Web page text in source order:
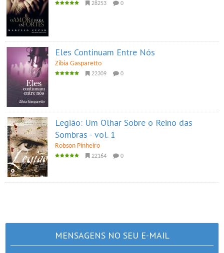
28253 0
Eles Continuam Entre Nós
Zibia Gasparetto
22309 0
Legião: Um Olhar Sobre o Reino das
Sombras - vol. 1
Robson Pinheiro
22164 0
MENSAGENS NO SEU E-MAIL